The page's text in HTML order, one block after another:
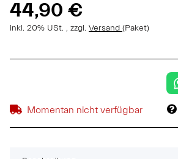
44,90 €
inkl. 20% USt. , zzgl. Versand (Paket)
Momentan nicht verfügbar